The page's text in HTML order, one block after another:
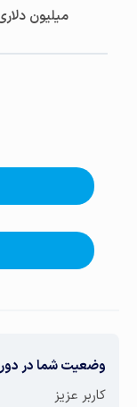
وضعیت شما در
کاربر عزیز
میلیون